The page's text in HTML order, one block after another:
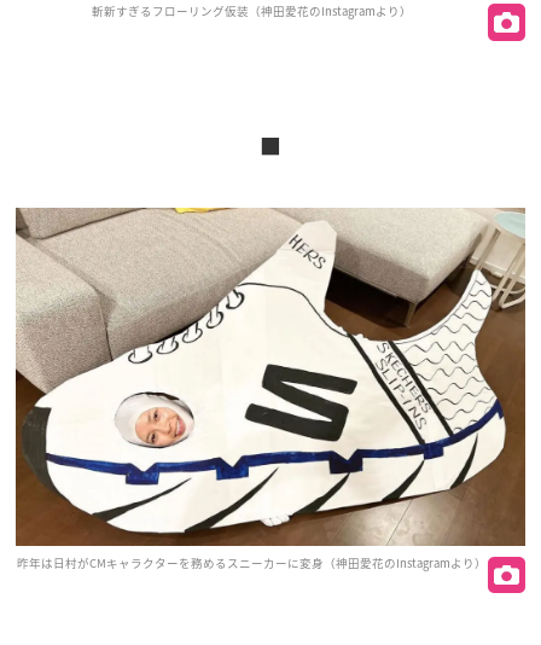
斬新すぎるフローリング仮装（神田愛花のInstagramより）
■
昨年は日村がCMキャラクターを務めるスニーカーに変身（神田愛花のInstagramより）